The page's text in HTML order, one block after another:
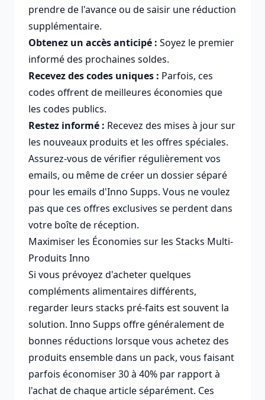
prendre de l'avance ou de saisir une réduction
supplémentaire.
Obtenez un accès anticipé : Soyez le premier
informé des prochaines soldes.
Recevez des codes uniques : Parfois, ces
codes offrent de meilleures économies que
les codes publics.
Restez informé : Recevez des mises à jour sur
les nouveaux produits et les offres spéciales.
Assurez-vous de vérifier régulièrement vos
emails, ou même de créer un dossier séparé
pour les emails d'Inno Supps. Vous ne voulez
pas que ces offres exclusives se perdent dans
votre boîte de réception.
Maximiser les Économies sur les Stacks Multi-
Produits Inno
Si vous prévoyez d'acheter quelques
compléments alimentaires différents,
regarder leurs stacks pré-faits est souvent la
solution. Inno Supps offre généralement de
bonnes réductions lorsque vous achetez des
produits ensemble dans un pack, vous faisant
parfois économiser 30 à 40% par rapport à
l'achat de chaque article séparément. Ces